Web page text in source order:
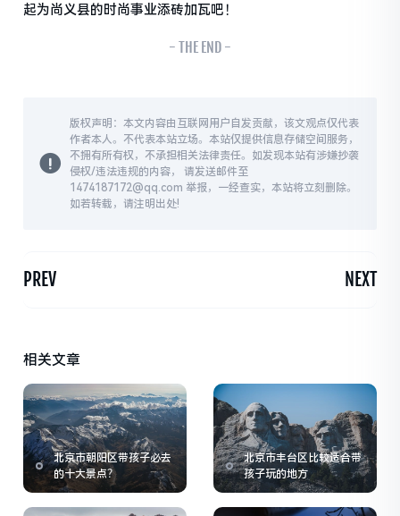
起为尚义县的时尚事业添砖加瓦吧！
- THE END -
版权声明：本文内容由互联网用户自发贡献，该文观点仅代表
作者本人。不代表本站立场。本站仅提供信息存储空间服务，
不拥有所有权，不承担相关法律责任。如发现本站有涉嫌抄袭
侵权/违法违规的内容， 请发送邮件至
1474187172@qq.com 举报，一经查实，本站将立刻删除。
如若转载，请注明出处!
PREV NEXT
相关文章
北京市朝阳区带孩子必去
的十大景点？
北京市丰台区比较适合带
孩子玩的地方